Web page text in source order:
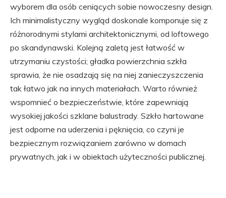
wyborem dla osób ceniących sobie nowoczesny design.
Ich minimalistyczny wygląd doskonale komponuje się z
różnorodnymi stylami architektonicznymi, od loftowego
po skandynawski. Kolejną zaletą jest łatwość w
utrzymaniu czystości; gładka powierzchnia szkła
sprawia, że nie osadzają się na niej zanieczyszczenia
tak łatwo jak na innych materiałach. Warto również
wspomnieć o bezpieczeństwie, które zapewniają
wysokiej jakości szklane balustrady. Szkło hartowane
jest odporne na uderzenia i pęknięcia, co czyni je
bezpiecznym rozwiązaniem zarówno w domach
prywatnych, jak i w obiektach użyteczności publicznej.